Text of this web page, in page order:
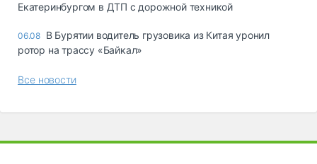
Екатеринбургом в ДТП с дорожной техникой
06.08 В Бурятии водитель грузовика из Китая уронил
ротор на трассу «Байкал»
Все новости